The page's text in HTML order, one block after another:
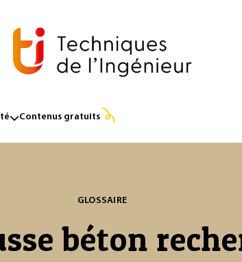
Contenus gratuits
GLOSSAIRE
béton